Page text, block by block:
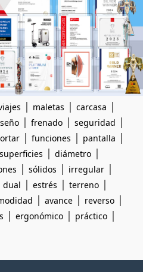
| maletas | carcasa |
| frenado | seguridad |
| funciones | pantalla |
superficies | diámetro |
| sólidos | irregular |
dual | estrés | terreno |
| avance | reverso |
| ergonómico | práctico |